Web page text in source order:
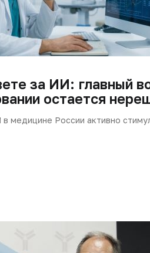
за ИИ: главный
остается
медицине России активно